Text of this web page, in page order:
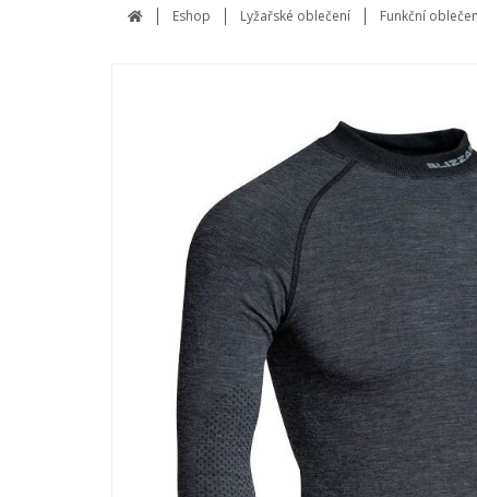
Eshop Lyžařské oblečení Funkční